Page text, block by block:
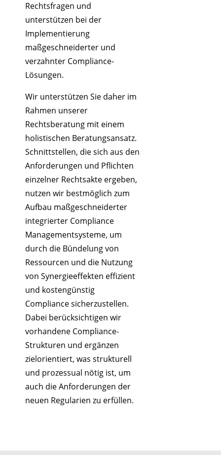
Rechtsfragen und
unterstützen bei der
Implementierung
maßgeschneiderter und
verzahnter Compliance-
Lösungen.
Wir unterstützen Sie daher im
Rahmen unserer
Rechtsberatung mit einem
holistischen Beratungsansatz.
Schnittstellen, die sich aus den
Anforderungen und Pflichten
einzelner Rechtsakte ergeben,
nutzen wir bestmöglich zum
Aufbau maßgeschneiderter
integrierter Compliance
Managementsysteme, um
durch die Bündelung von
Ressourcen und die Nutzung
von Synergieeffekten effizient
und kostengünstig
Compliance sicherzustellen.
Dabei berücksichtigen wir
vorhandene Compliance-
Strukturen und ergänzen
zielorientiert, was strukturell
und prozessual nötig ist, um
auch die Anforderungen der
neuen Regularien zu erfüllen.